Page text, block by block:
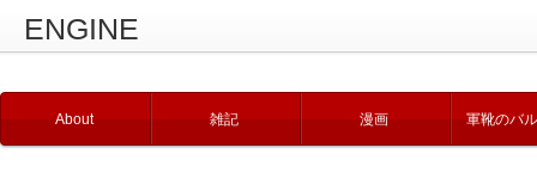
ENGINE
About 雑記 漫画 軍靴のバ